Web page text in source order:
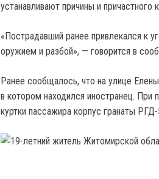
устанавливают причины и
«Пострадавший ранее привлекался к
оружием и разбой», — говорится в
Ранее сообщалось, что на улице
в котором находился иностранец. При
куртки пассажира корпус гранаты РГД-